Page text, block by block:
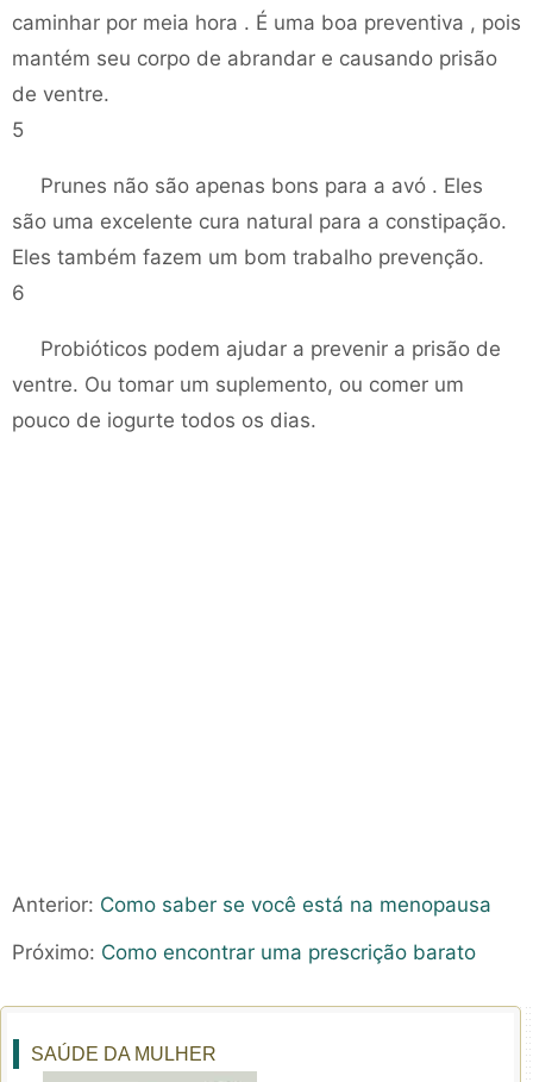
caminhar por meia hora . É uma boa preventiva , pois
mantém seu corpo de abrandar e causando prisão
de ventre.
5
Prunes não são apenas bons para a avó . Eles
são uma excelente cura natural para a constipação.
Eles também fazem um bom trabalho prevenção.
6
Probióticos podem ajudar a prevenir a prisão de
ventre. Ou tomar um suplemento, ou comer um
pouco de iogurte todos os dias.
Anterior: Como saber se você está na menopausa
Próximo: Como encontrar uma prescrição barato
SAÚDE DA MULHER